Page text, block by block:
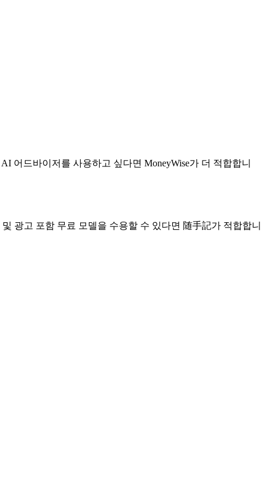
어드바이저를 사용하고 싶다면 MoneyWise가 더 적합합니
광고 포함 무료 모델을 수용할 수 있다면 随手記가 적합합니